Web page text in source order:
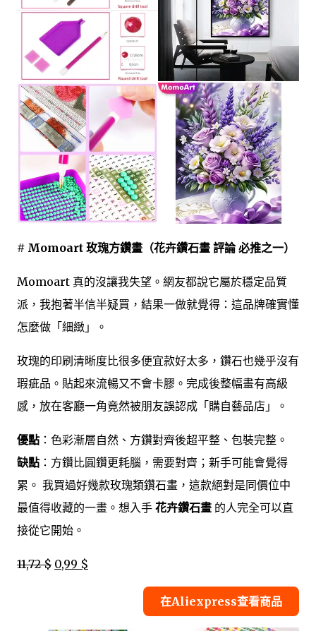
# Momoart 玫瑰方鑽畫（花卉鑽石畫 評論 必推之一）
Momoart 真的沒讓我失望。網友都說它屬於穩定品質
派，我抱著半信半疑買，結果一做就覺得：這品牌確實懂
怎麼做「細緻」。
玫瑰的印刷清晰度比很多便宜款好太多，鑽石也幾乎沒有
瑕疵品。貼起來流暢又不會卡膠。完成後整幅畫有高級
感，放在客廳一角竟然被朋友誤認成「購自藝品店」。
優點 ：色彩漸層自然、方鑽對齊後超平整、包裝完整。
缺點 ：方鑽比圓鑽更耗腦，需要對齊；新手可能會覺得
累。 我買過好幾款玫瑰類鑽石畫，這款絕對是同價位中
最值得收藏的一畫。想入手 花卉鑽石畫 的人完全可以直
接從它開始。
11,72 $ 0,99 $
在Aliexpress查看商品